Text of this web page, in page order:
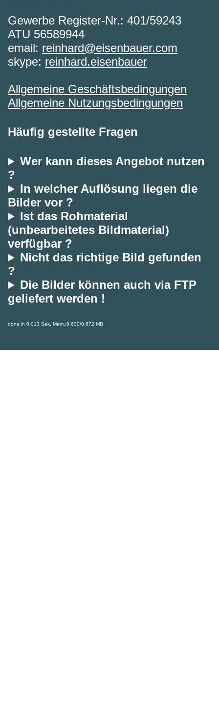
Gewerbe Register-Nr.: 401/59243
ATU 56589944
email: reinhard@eisenbauer.com
skype: reinhard.eisenbauer
Allgemeine Geschäftsbedingungen
Allgemeine Nutzungsbedingungen
Häufig gestellte Fragen
Wer kann dieses Angebot nutzen
?
In welcher Auflösung liegen die
Bilder vor ?
Ist das Rohmaterial
(unbearbeitetes Bildmaterial)
verfügbar ?
Nicht das richtige Bild gefunden
?
Die Bilder können auch via FTP
geliefert werden !
done in 0.013 Sek. Mem.:0.630/0.672 MB